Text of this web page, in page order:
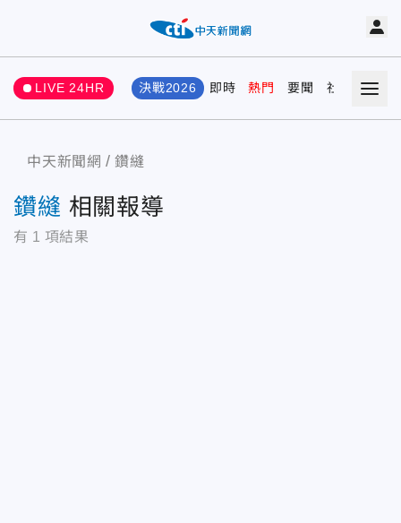
LIVE 24HR 決戰2026 即時 熱門 要聞 社會 娛樂
中天新聞網 鑽縫
鑽縫 相關報導
有 1 項結果